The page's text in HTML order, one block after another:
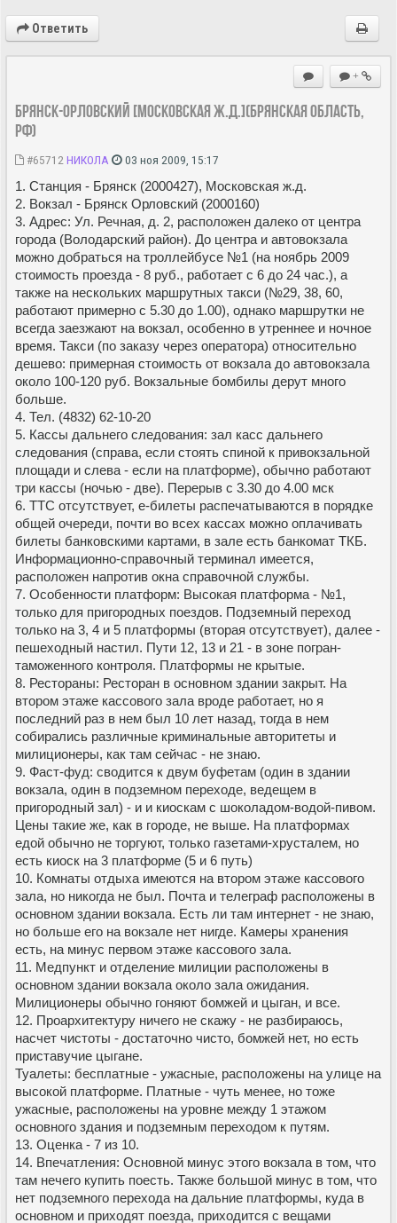
Ответить
+
Брянск-Орловский [Московская ж.д.](Брянская область,
РФ)
#65712 НИКОЛА 03 ноя 2009, 15:17
1. Станция - Брянск (2000427), Московская ж.д.
2. Вокзал - Брянск Орловский (2000160)
3. Адрес: Ул. Речная, д. 2, расположен далеко от центра
города (Володарский район). До центра и автовокзала
можно добраться на троллейбусе №1 (на ноябрь 2009
стоимость проезда - 8 руб., работает с 6 до 24 час.), а
также на нескольких маршрутных такси (№29, 38, 60,
работают примерно с 5.30 до 1.00), однако маршрутки не
всегда заезжают на вокзал, особенно в утреннее и ночное
время. Такси (по заказу через оператора) относительно
дешево: примерная стоимость от вокзала до автовокзала
около 100-120 руб. Вокзальные бомбилы дерут много
больше.
4. Тел. (4832) 62-10-20
5. Кассы дальнего следования: зал касс дальнего
следования (справа, если стоять спиной к привокзальной
площади и слева - если на платформе), обычно работают
три кассы (ночью - две). Перерыв с 3.30 до 4.00 мск
6. ТТС отсутствует, е-билеты распечатываются в порядке
общей очереди, почти во всех кассах можно оплачивать
билеты банковскими картами, в зале есть банкомат ТКБ.
Информационно-справочный терминал имеется,
расположен напротив окна справочной службы.
7. Особенности платформ: Высокая платформа - №1,
только для пригородных поездов. Подземный переход
только на 3, 4 и 5 платформы (вторая отсутствует), далее -
пешеходный настил. Пути 12, 13 и 21 - в зоне погран-
таможенного контроля. Платформы не крытые.
8. Рестораны: Ресторан в основном здании закрыт. На
втором этаже кассового зала вроде работает, но я
последний раз в нем был 10 лет назад, тогда в нем
собирались различные криминальные авторитеты и
милиционеры, как там сейчас - не знаю.
9. Фаст-фуд: сводится к двум буфетам (один в здании
вокзала, один в подземном переходе, ведещем в
пригородный зал) - и и киоскам с шоколадом-водой-пивом.
Цены такие же, как в городе, не выше. На платформах
едой обычно не торгуют, только газетами-хрусталем, но
есть киоск на 3 платформе (5 и 6 путь)
10. Комнаты отдыха имеются на втором этаже кассового
зала, но никогда не был. Почта и телеграф расположены в
основном здании вокзала. Есть ли там интернет - не знаю,
но больше его на вокзале нет нигде. Камеры хранения
есть, на минус первом этаже кассового зала.
11. Медпункт и отделение милиции расположены в
основном здании вокзала около зала ожидания.
Милиционеры обычно гоняют бомжей и цыган, и все.
12. Проархитектуру ничего не скажу - не разбираюсь,
насчет чистоты - достаточно чисто, бомжей нет, но есть
приставучие цыгане.
Туалеты: бесплатные - ужасные, расположены на улице на
высокой платформе. Платные - чуть менее, но тоже
ужасные, расположены на уровне между 1 этажом
основного здания и подземным переходом к путям.
13. Оценка - 7 из 10.
14. Впечатления: Основной минус этого вокзала в том, что
там нечего купить поесть. Также большой минус в том, что
нет подземного перехода на дальние платформы, куда в
основном и приходят поезда, приходится с вещами